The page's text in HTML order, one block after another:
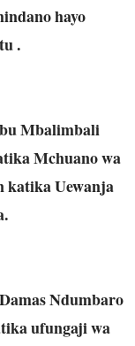
hayo
.
Mbalimbali
Mchuano wa
katika Uewanja
Ndumbaro
ufungaji wa